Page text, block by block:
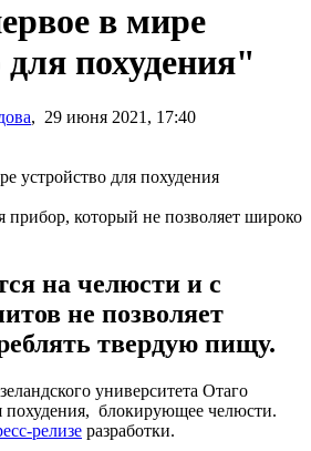
в мире
для похудения"
, 29 июня 2021, 17:40
прибор, который не позволяет широко
на челюсти и с
не позволяет
твердую пищу.
университета Отаго
похудения, блокирующее челюсти.
релизе разработки.